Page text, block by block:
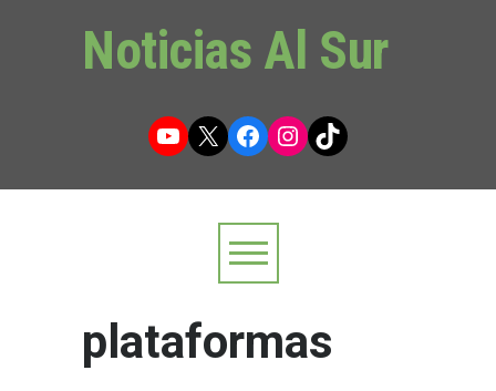
Noticias Al Sur
YouTube
X Facebook
Instagram
TikTok
plataformas